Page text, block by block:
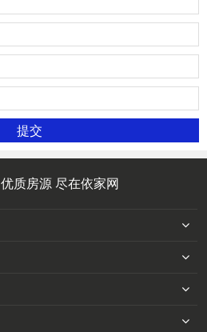
优质房源 尽在依家网